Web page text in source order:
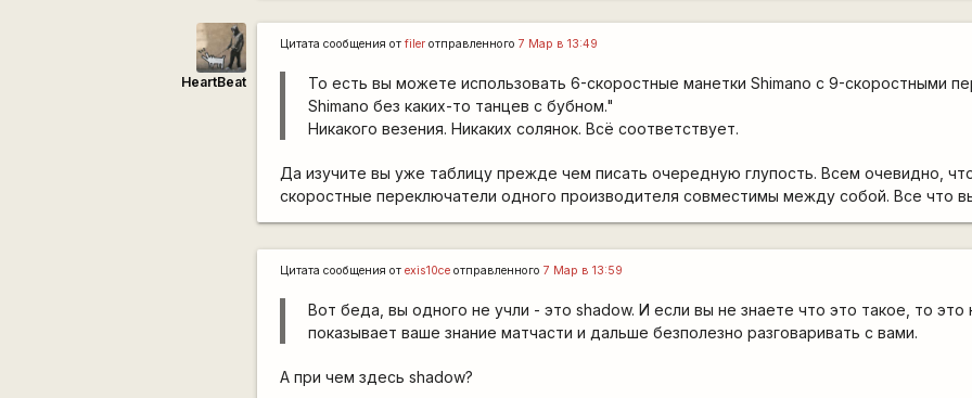
HeartBeat
Цитата сообщения отfiler отправленного7 Мар в 13:49
То есть вы можете использовать 6-скоростные манетки Shimano с 9-скоростными
Shimano без каких-то танцев с бубном."
Никакого везения. Никаких солянок. Всё соответствует.
Да изучите вы уже таблицу прежде чем писать очередную глупость. Всем очевидно,
скоростные переключатели одного производителя совместимы между собой. Все что
Цитата сообщения отexis10ce отправленного7 Мар в 13:59
Вот беда, вы одного не учли - это shadow. И если вы не знаете что это такое, то это
показывает ваше знание матчасти и дальше безполезно разговаривать с вами.
А при чем здесь shadow?